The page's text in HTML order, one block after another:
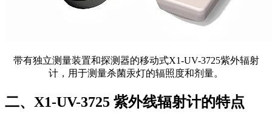
带有独立测量装置和探测器的移动式X1-UV-3725紫外辐射
计，用于测量杀菌汞灯的辐照度和剂量。
二、X1-UV-3725 紫外线辐射计的特点